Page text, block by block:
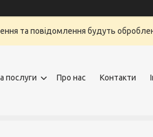
та повідомлення будуть
послуги Про нас Контакти